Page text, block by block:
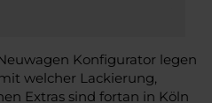
Konfigurator legen
welcher Lackierung,
Extras sind fortan in Köln